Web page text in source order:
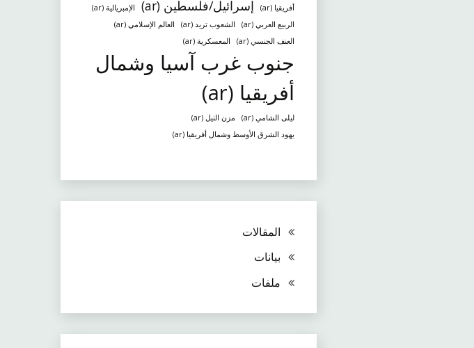
أفريقيا (ar) إسرائيل/فلسطين (ar)
الإمبريالية (ar)
الربيع العربي (ar)
الشعوب تريد (ar)
العالم الإسلامي (ar)
العنف الجنسي (ar)
المعسكرية (ar)
جنوب غرب آسيا وشمال
أفريقيا (ar)
ليلى الشامي (ar)
مزن النيل (ar)
يهود الشرق الأوسط وشمال أفريقيا (ar)
المقالات
بيانات
ملفات